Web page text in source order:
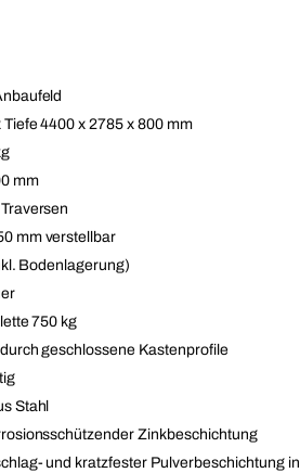
4400 x 2785 x 800 mm
mm
mm verstellbar
Bodenlagerung)
750 kg
geschlossene Kastenprofile
Stahl
Zinkbeschichtung
und kratzfester Pulverbeschichtung in